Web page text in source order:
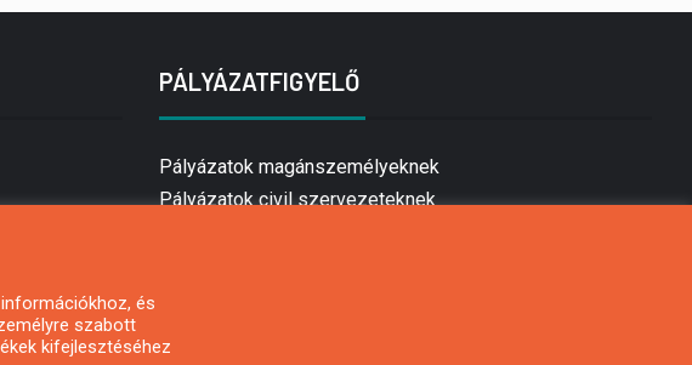
PÁLYÁZATFIGYELŐ
Pályázatok magánszemélyeknek
Pályázatok civil szervezeteknek
és
szabott
kifejlesztéséhez